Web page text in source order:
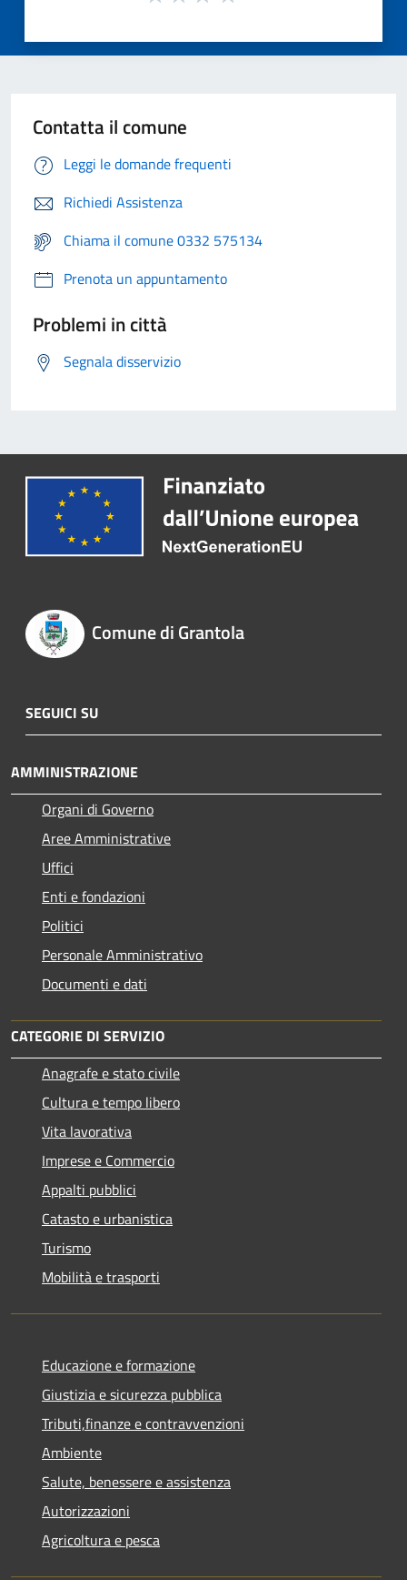
Contatta il comune
Leggi le domande frequenti
Richiedi Assistenza
Chiama il comune 0332 575134
Prenota un appuntamento
Problemi in città
Segnala disservizio
Comune di Grantola
SEGUICI SU
AMMINISTRAZIONE
Organi di Governo
Aree Amministrative
Uffici
Enti e fondazioni
Politici
Personale Amministrativo
Documenti e dati
CATEGORIE DI SERVIZIO
Anagrafe e stato civile
Cultura e tempo libero
Vita lavorativa
Imprese e Commercio
Appalti pubblici
Catasto e urbanistica
Turismo
Mobilità e trasporti
Educazione e formazione
Giustizia e sicurezza pubblica
Tributi,finanze e contravvenzioni
Ambiente
Salute, benessere e assistenza
Autorizzazioni
Agricoltura e pesca